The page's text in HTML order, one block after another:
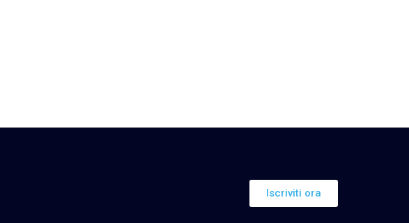
Iscriviti ora